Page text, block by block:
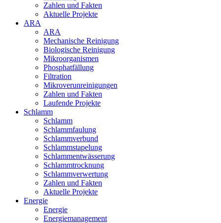
Zahlen und Fakten
Aktuelle Projekte
ARA
ARA
Mechanische Reinigung
Biologische Reinigung
Mikroorganismen
Phosphatfällung
Filtration
Mikroverunreinigungen
Zahlen und Fakten
Laufende Projekte
Schlamm
Schlamm
Schlammfaulung
Schlammverbund
Schlammstapelung
Schlammentwässerung
Schlammtrocknung
Schlammverwertung
Zahlen und Fakten
Aktuelle Projekte
Energie
Energie
Energiemanagement